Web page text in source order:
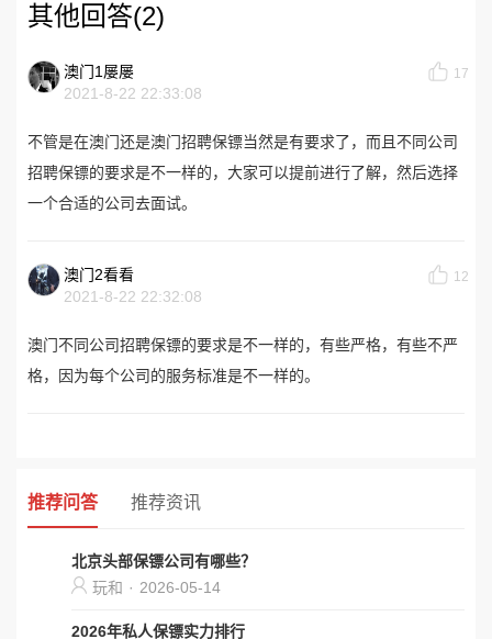
其他回答(2)
澳门1屡屡
2021-8-22 22:33:08
17
不管是在澳门还是澳门招聘保镖当然是有要求了，而且不同公司
招聘保镖的要求是不一样的，大家可以提前进行了解，然后选择
一个合适的公司去面试。
澳门2看看
2021-8-22 22:32:08
12
澳门不同公司招聘保镖的要求是不一样的，有些严格，有些不严
格，因为每个公司的服务标准是不一样的。
推荐问答 推荐资讯
北京头部保镖公司有哪些？
玩和 · 2026-05-14
2026年私人保镖实力排行